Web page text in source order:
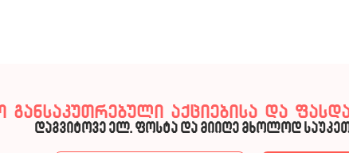
განსაკუთრებული აქციებისა და
დაგვიტოვე ელ. ფოსტა და მიიღე მხოლოდ